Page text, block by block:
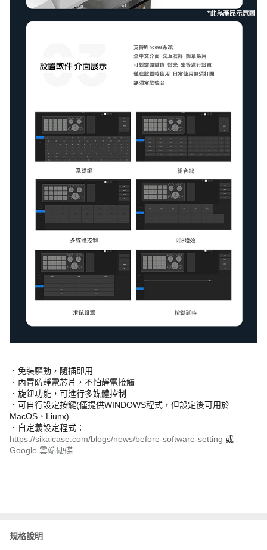
．免裝驅動，隨插即用
．內置防靜電芯片，不怕靜電接觸
．旋鈕功能，可進行多媒體控制
．可自行設定按鍵(僅提供WINDOWS程式，但設定後可用於
MacOS、Liunx)
．自定義設定程式：
https://sikaicase.com/blogs/news/before-software-setting 或
Google 雲端硬碟
規格說明